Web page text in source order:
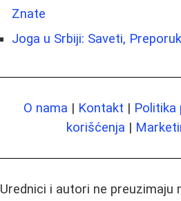
Znate
Joga u Srbiji: Saveti,
O nama | Kontakt | Politika
korišćenja |
Urednici i autori ne preuzimaju